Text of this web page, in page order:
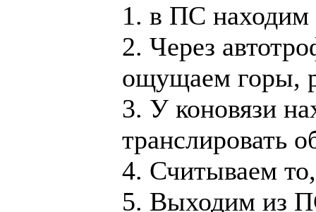
1. в ПС находим
2. Через
ощущаем горы,
3. У коновязи
транслировать
4. Считываем
5. Выходим из